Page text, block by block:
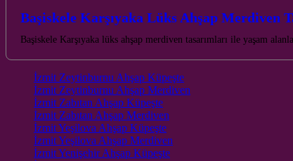
Başiskele Karşıyaka Lüks Ahşap Merdiven
Başiskele Karşıyaka lüks ahşap merdiven tasarımları ile yaşam
İzmit Zeytinburnu Ahşap Küpeşte
İzmit Zeytinburnu Ahşap Merdiven
İzmit Zabıtan Ahşap Küpeşte
İzmit Zabıtan Ahşap Merdiven
İzmit Yeşilova Ahşap Küpeşte
İzmit Yeşilova Ahşap Merdiven
İzmit Yenişehir Ahşap Küpeşte